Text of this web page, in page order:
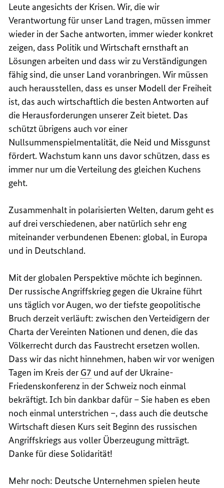
Leute angesichts der Krisen. Wir, die wir
Verantwortung für unser Land tragen, müssen immer
wieder in der Sache antworten, immer wieder konkret
zeigen, dass Politik und Wirtschaft ernsthaft an
Lösungen arbeiten und dass wir zu Verständigungen
fähig sind, die unser Land voranbringen. Wir müssen
auch herausstellen, dass es unser Modell der Freiheit
ist, das auch wirtschaftlich die besten Antworten auf
die Herausforderungen unserer Zeit bietet. Das
schützt übrigens auch vor einer
Nullsummenspielmentalität, die Neid und Missgunst
fördert. Wachstum kann uns davor schützen, dass es
immer nur um die Verteilung des gleichen Kuchens
geht.
Zusammenhalt in polarisierten Welten, darum geht es
auf drei verschiedenen, aber natürlich sehr eng
miteinander verbundenen Ebenen: global, in Europa
und in Deutschland.
Mit der globalen Perspektive möchte ich beginnen.
Der russische Angriffskrieg gegen die Ukraine führt
uns täglich vor Augen, wo der tiefste geopolitische
Bruch derzeit verläuft: zwischen den Verteidigern der
Charta der Vereinten Nationen und denen, die das
Völkerrecht durch das Faustrecht ersetzen wollen.
Dass wir das nicht hinnehmen, haben wir vor wenigen
Tagen im Kreis der G7 und auf der Ukraine-
Friedenskonferenz in der Schweiz noch einmal
bekräftigt. Ich bin dankbar dafür – Sie haben es eben
noch einmal unterstrichen –, dass auch die deutsche
Wirtschaft diesen Kurs seit Beginn des russischen
Angriffskriegs aus voller Überzeugung mitträgt.
Danke für diese Solidarität!
Mehr noch: Deutsche Unternehmen spielen heute